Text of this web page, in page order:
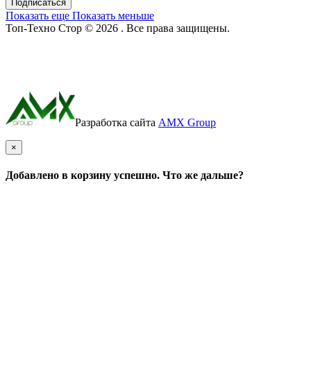
Подписаться
Показать еще Показать меньше
Топ-Техно Стор © 2026 . Все права защищены.
Разработка сайта AMX Group
×
Добавлено в корзину успешно. Что же дальше?